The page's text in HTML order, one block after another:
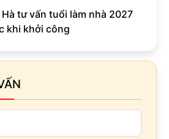
tư vấn tuổi làm nhà 2027
khi khởi công